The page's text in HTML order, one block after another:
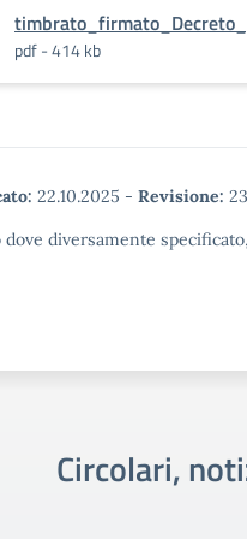
pdf - 414 kb
22.10.2025 - Revisione:
dove diversamente
Circolari,